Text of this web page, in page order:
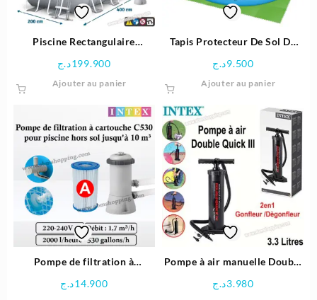
Piscine Rectangulaire
de filtration et Échelle de
sécurité – Intex
199.900د.ج
Ajouter au panier
Tapis Protecteur De Sol De
9.500د.ج
Ajouter au panier
Pompe de filtration à
| Intex
14.900د.ج
Pompe à air manuelle Double
3.980د.ج